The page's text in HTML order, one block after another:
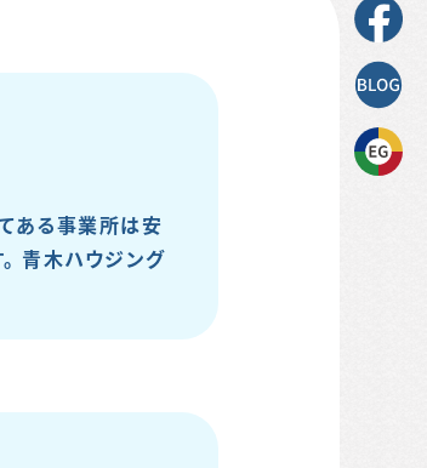
ある事業所は安
青木ハウジング